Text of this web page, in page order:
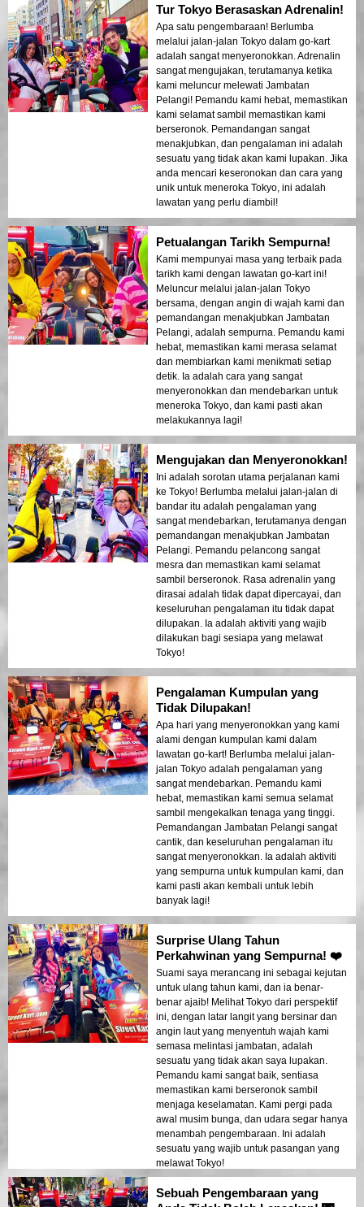
Tur Tokyo Berasaskan Adrenalin!
Apa satu pengembaraan! Berlumba
melalui jalan-jalan Tokyo dalam go-kart
adalah sangat menyeronokkan. Adrenalin
sangat mengujakan, terutamanya ketika
kami meluncur melewati Jambatan
Pelangi! Pemandu kami hebat, memastikan
kami selamat sambil memastikan kami
berseronok. Pemandangan sangat
menakjubkan, dan pengalaman ini adalah
sesuatu yang tidak akan kami lupakan. Jika
anda mencari keseronokan dan cara yang
unik untuk meneroka Tokyo, ini adalah
lawatan yang perlu diambil!
Petualangan Tarikh Sempurna!
Kami mempunyai masa yang terbaik pada
tarikh kami dengan lawatan go-kart ini!
Meluncur melalui jalan-jalan Tokyo
bersama, dengan angin di wajah kami dan
pemandangan menakjubkan Jambatan
Pelangi, adalah sempurna. Pemandu kami
hebat, memastikan kami merasa selamat
dan membiarkan kami menikmati setiap
detik. Ia adalah cara yang sangat
menyeronokkan dan mendebarkan untuk
meneroka Tokyo, dan kami pasti akan
melakukannya lagi!
Mengujakan dan Menyeronokkan!
Ini adalah sorotan utama perjalanan kami
ke Tokyo! Berlumba melalui jalan-jalan di
bandar itu adalah pengalaman yang
sangat mendebarkan, terutamanya dengan
pemandangan menakjubkan Jambatan
Pelangi. Pemandu pelancong sangat
mesra dan memastikan kami selamat
sambil berseronok. Rasa adrenalin yang
dirasai adalah tidak dapat dipercayai, dan
keseluruhan pengalaman itu tidak dapat
dilupakan. Ia adalah aktiviti yang wajib
dilakukan bagi sesiapa yang melawat
Tokyo!
Pengalaman Kumpulan yang
Tidak Dilupakan!
Apa hari yang menyeronokkan yang kami
alami dengan kumpulan kami dalam
lawatan go-kart! Berlumba melalui jalan-
jalan Tokyo adalah pengalaman yang
sangat mendebarkan. Pemandu kami
hebat, memastikan kami semua selamat
sambil mengekalkan tenaga yang tinggi.
Pemandangan Jambatan Pelangi sangat
cantik, dan keseluruhan pengalaman itu
sangat menyeronokkan. Ia adalah aktiviti
yang sempurna untuk kumpulan kami, dan
kami pasti akan kembali untuk lebih
banyak lagi!
Surprise Ulang Tahun
Perkahwinan yang Sempurna! ❤️
Suami saya merancang ini sebagai kejutan
untuk ulang tahun kami, dan ia benar-
benar ajaib! Melihat Tokyo dari perspektif
ini, dengan latar langit yang bersinar dan
angin laut yang menyentuh wajah kami
semasa melintasi jambatan, adalah
sesuatu yang tidak akan saya lupakan.
Pemandu kami sangat baik, sentiasa
memastikan kami berseronok sambil
menjaga keselamatan. Kami pergi pada
awal musim bunga, dan udara segar hanya
menambah pengembaraan. Ini adalah
sesuatu yang wajib untuk pasangan yang
melawat Tokyo!
Sebuah Pengembaraan yang